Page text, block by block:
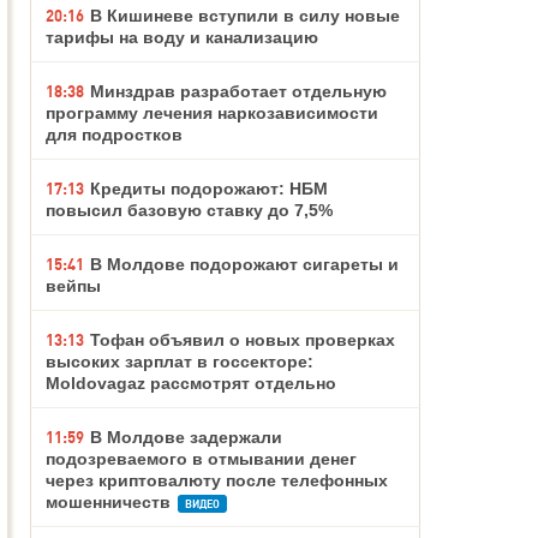
20:16 В Кишиневе вступили в силу новые
тарифы на воду и канализацию
18:38 Минздрав разработает отдельную
программу лечения наркозависимости
для подростков
17:13 Кредиты подорожают: НБМ
повысил базовую ставку до 7,5%
15:41 В Молдове подорожают сигареты и
вейпы
13:13 Тофан объявил о новых проверках
высоких зарплат в госсекторе:
Moldovagaz рассмотрят отдельно
11:59 В Молдове задержали
подозреваемого в отмывании денег
через криптовалюту после телефонных
мошенничеств
ВИДЕО